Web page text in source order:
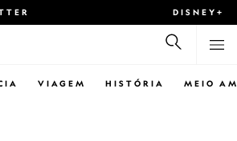
DISNEY+
VIAGEM HISTÓRIA MEIO